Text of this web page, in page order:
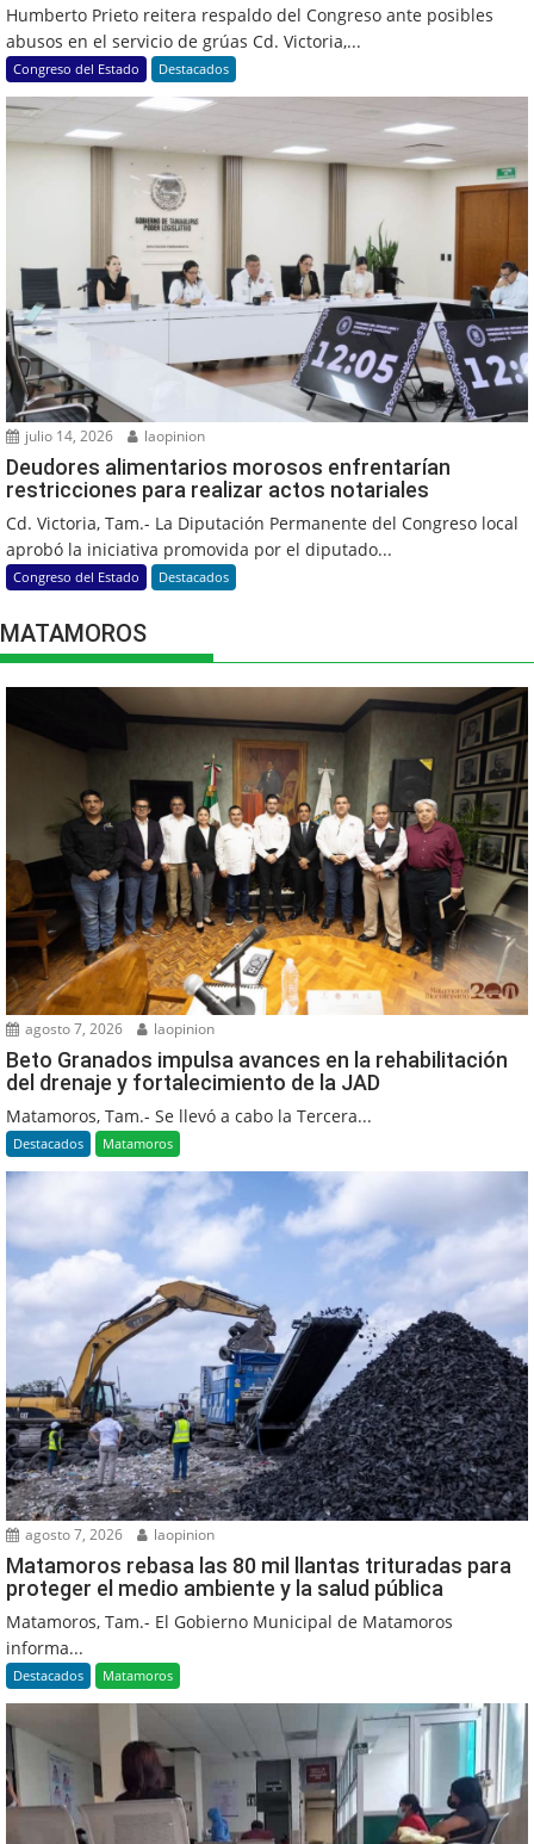
Humberto Prieto reitera respaldo del Congreso ante posibles
abusos en el servicio de grúas Cd. Victoria,...
Congreso del Estado Destacados
julio 14, 2026 laopinion
Deudores alimentarios morosos enfrentarían
restricciones para realizar actos notariales
Cd. Victoria, Tam.- La Diputación Permanente del Congreso local
aprobó la iniciativa promovida por el diputado...
Congreso del Estado Destacados
MATAMOROS
agosto 7, 2026 laopinion
Beto Granados impulsa avances en la rehabilitación
del drenaje y fortalecimiento de la JAD
Matamoros, Tam.- Se llevó a cabo la Tercera...
Destacados Matamoros
agosto 7, 2026 laopinion
Matamoros rebasa las 80 mil llantas trituradas para
proteger el medio ambiente y la salud pública
Matamoros, Tam.- El Gobierno Municipal de Matamoros
informa...
Destacados Matamoros